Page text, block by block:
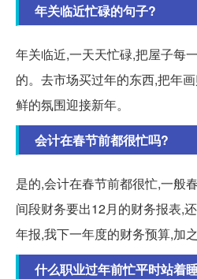
年关临近忙碌的句子?
年关临近,一天天忙碌,把屋子每
的。去市场买过年的东西,把年
鲜的氛围迎接新年。
会计在春节前都很忙吗?
是的,会计在春节前都很忙,一般
间段财务要出12月的财务报表,
年报,我下一年度的财务预算,加
什么职业过年前忙平时站着